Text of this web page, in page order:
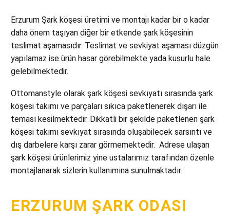
Erzurum Şark köşesi üretimi ve montajı kadar bir o kadar
daha önem taşıyan diğer bir etkende şark köşesinin
teslimat aşamasıdır. Teslimat ve sevkiyat aşaması düzgün
yapılamaz ise ürün hasar görebilmekte yada kusurlu hale
gelebilmektedir.
Ottomanstyle olarak şark köşesi sevkıyatı sırasında şark
köşesi takımı ve parçaları sıkıca paketlenerek dışarı ile
teması kesilmektedir. Dikkatli bir şekilde paketlenen şark
köşesi takımı sevkıyat sırasında oluşabilecek sarsıntı ve
dış darbelere karşı zarar görmemektedir. Adrese ulaşan
şark köşesi ürünlerimiz yine ustalarımız tarafından özenle
montajlanarak sizlerin kullanımına sunulmaktadır.
ERZURUM ŞARK ODASI